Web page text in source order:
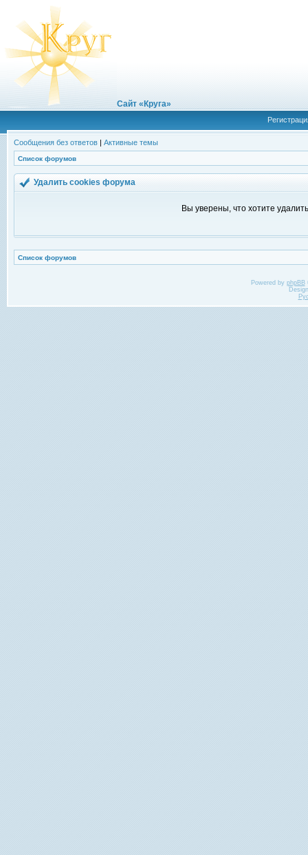
Сайт «Круга»
Сообщения без ответов | Активные темы
Список форумов
Удалить cookies форума
Вы уверены, что хотите
Список форумов
Powered by phpBB